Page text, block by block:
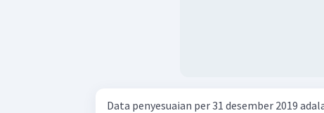
Data penyesuaian per 31 desember 2019